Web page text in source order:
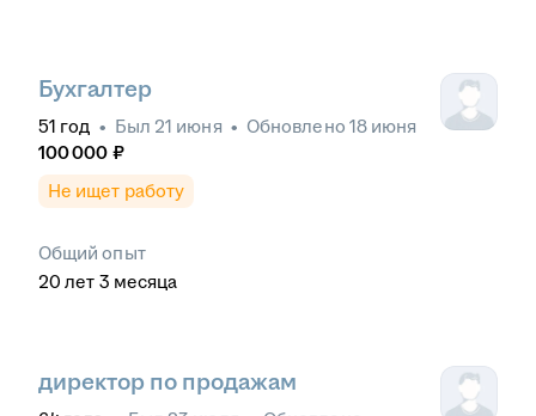
Бухгалтер
51 год • Был 21 июня • Обновлено 18 июня
100 000 ₽
Не ищет работу
Общий опыт
20 лет 3 месяца
директор по продажам